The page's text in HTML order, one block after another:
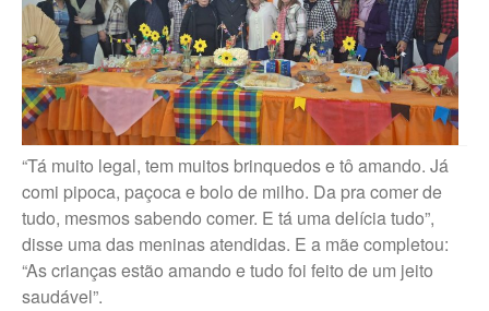
“Tá muito legal, tem muitos brinquedos e tô amando. Já
comi pipoca, paçoca e bolo de milho. Da pra comer de
tudo, mesmos sabendo comer. E tá uma delícia tudo”,
disse uma das meninas atendidas. E a mãe completou:
“As crianças estão amando e tudo foi feito de um jeito
saudável”.